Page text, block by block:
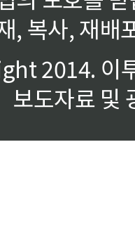
, 복사, 재배
2014. 이
보도자료